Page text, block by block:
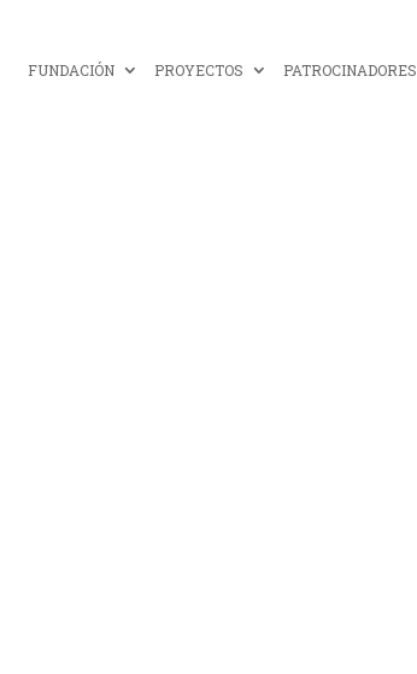
FUNDACIÓN PROYECTOS PATROCINADORES